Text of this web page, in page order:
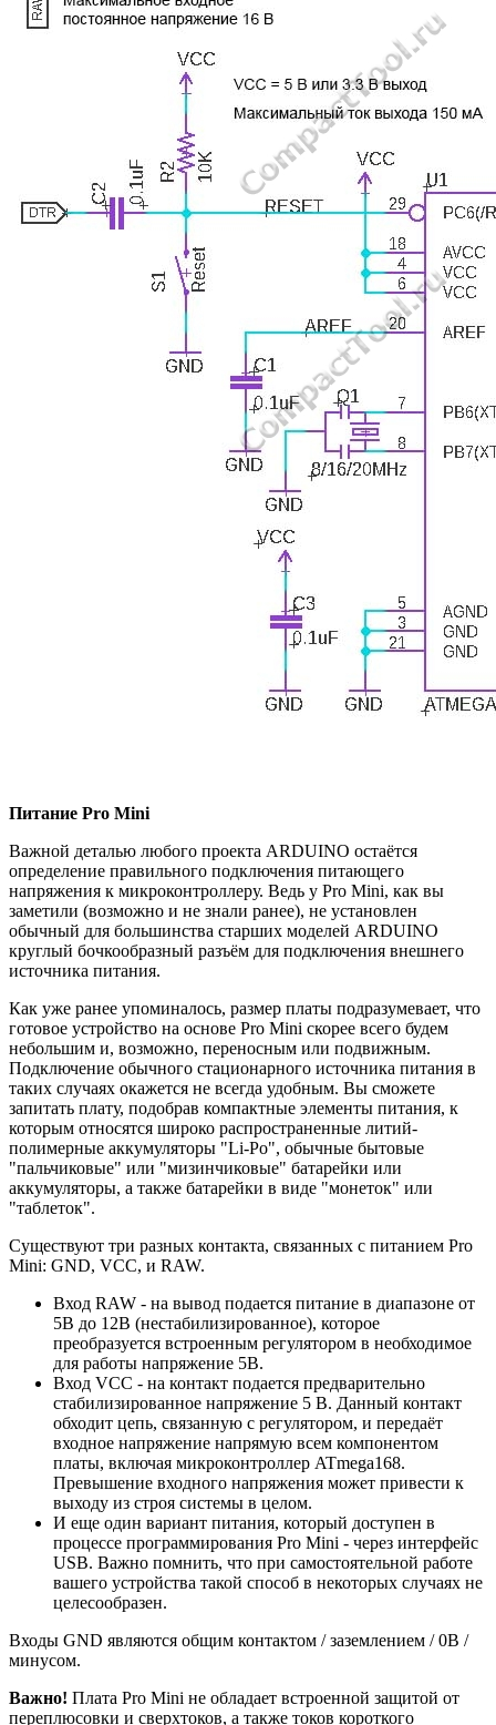
Питание Pro Mini
Важной деталью любого проекта ARDUINO остаётся
определение правильного подключения питающего
напряжения к микроконтроллеру. Ведь у Pro Mini, как вы
заметили (возможно и не знали ранее), не установлен
обычный для большинства старших моделей ARDUINO
круглый бочкообразный разъём для подключения внешнего
источника питания.
Как уже ранее упоминалось, размер платы подразумевает, что
готовое устройство на основе Pro Mini скорее всего будем
небольшим и, возможно, переносным или подвижным.
Подключение обычного стационарного источника питания в
таких случаях окажется не всегда удобным. Вы сможете
запитать плату, подобрав компактные элементы питания, к
которым относятся широко распространенные литий-
полимерные аккумуляторы "Li-Po", обычные бытовые
"пальчиковые" или "мизинчиковые" батарейки или
аккумуляторы, а также батарейки в виде "монеток" или
"таблеток".
Существуют три разных контакта, связанных с питанием Pro
Mini: GND, VCC, и RAW.
Вход RAW - на вывод подается питание в диапазоне от
5В до 12В (нестабилизированное), которое
преобразуется встроенным регулятором в необходимое
для работы напряжение 5В.
Вход VCC - на контакт подается предварительно
стабилизированное напряжение 5 В. Данный контакт
обходит цепь, связанную с регулятором, и передаёт
входное напряжение напрямую всем компонентом
платы, включая микроконтроллер ATmega168.
Превышение входного напряжения может привести к
выходу из строя системы в целом.
И еще один вариант питания, который доступен в
процессе программирования Pro Mini - через интерфейс
USB. Важно помнить, что при самостоятельной работе
вашего устройства такой способ в некоторых случаях не
целесообразен.
Входы GND являются общим контактом / заземлением / 0В /
минусом.
Важно! Плата Pro Mini не обладает встроенной защитой от
переплюсовки и сверхтоков, а также токов короткого